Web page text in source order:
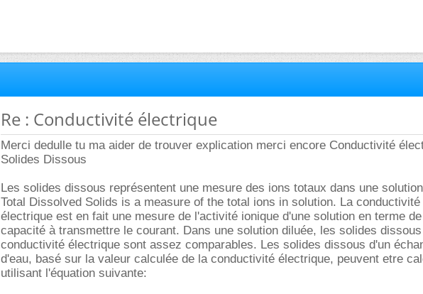
Re : Conductivité électrique
Merci dedulle tu ma aider de trouver explication merci encore Conductivité
Solides Dissous
Les solides dissous représentent une mesure des ions totaux dans une
Total Dissolved Solids is a measure of the total ions in solution. La conductivité
électrique est en fait une mesure de l'activité ionique d'une solution en terme
capacité à transmettre le courant. Dans une solution diluée, les solides
conductivité électrique sont assez comparables. Les solides dissous d'un
d'eau, basé sur la valeur calculée de la conductivité électrique, peuvent etre
utilisant l'équation suivante: